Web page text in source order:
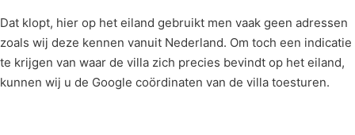
Dat klopt, hier op het eiland gebruikt men vaak geen adressen
zoals wij deze kennen vanuit Nederland. Om toch een indicatie
te krijgen van waar de villa zich precies bevindt op het eiland,
kunnen wij u de Google coördinaten van de villa toesturen.